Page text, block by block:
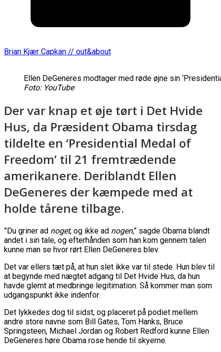
Brian Kjær Capkan // out&about
Ellen DeGeneres modtager med røde øjne sin
Foto: YouTube
Der var knap et øje tørt i Det Hvide
Hus, da Præsident Obama tirsdag
tildelte en ‘Presidential Medal of
Freedom’ til 21 fremtrædende
amerikanere. Deriblandt Ellen
DeGeneres der kæmpede med at
holde tårene tilbage.
”Du griner ad noget, og ikke ad nogen,” sagde Obama blandt
andet i sin tale, og efterhånden som han kom gennem talen
kunne man se hvor rørt Ellen DeGeneres blev.
Det var ellers tæt på, at hun slet ikke var til stede. Hun blev til
at begynde med nægtet adgang til Det Hvide Hus, da hun
havde glemt at medbringe legitimation. Så kommer man som
udgangspunkt ikke indenfor.
Det lykkedes dog til sidst, og placeret på podiet mellem
andre store navne som Bill Gates, Tom Hanks, Bruce
Springsteen, Michael Jordan og Robert Redford kunne Ellen
DeGeneres høre Obama rose hende til skyerne.